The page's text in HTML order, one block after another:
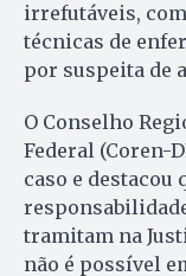
irrefutáveis,
técnicas de
por suspeita de
O Conselho
Federal (Coren-
caso e destacou
tramitam na
não é possível